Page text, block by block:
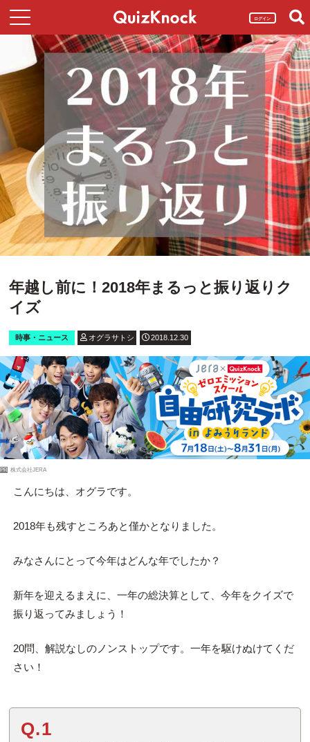
ログイン
年越し前に！2018年まるっと振り返りク
イズ
時事・ニュース オグラサトシ 2018.12.30
PR 株式会社JERA
こんにちは、オグラです。
2018年も残すところあと僅かとなりました。
みなさんにとって今年はどんな年でしたか？
新年を迎えるまえに、一年の総決算として、今年をクイズで
振り返ってみましょう！
20問、解説なしのノンストップです。一年を駆けぬけてくだ
さい！
Q.1